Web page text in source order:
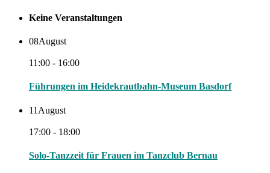
Keine Veranstaltungen
08August
11:00 - 16:00
Führungen im Heidekrautbahn-Museum Basdorf
11 August
17:00 - 18:00
Solo-Tanzzeit für Frauen im Tanzclub Bernau